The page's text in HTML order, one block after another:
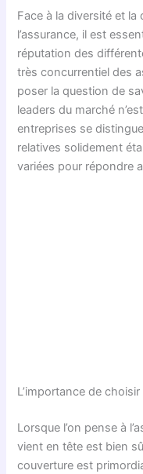
Face à la diversité et
l’assurance, il est
réputation des
très concurrentiel des
poser la question de
leaders du marché
entreprises se
relatives solidement
variées pour répondre
L’importance de
Lorsque l’on pense à
vient en tête est bien
couverture est